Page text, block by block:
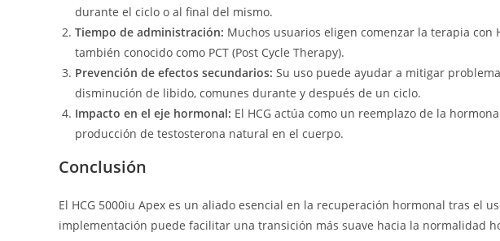
durante el ciclo o al final del mismo.
Tiempo de administración: Muchos usuarios eligen comenzar la terapia con
también conocido como PCT (Post Cycle Therapy).
Prevención de efectos secundarios: Su uso puede ayudar a mitigar
disminución de libido, comunes durante y después de un ciclo.
Impacto en el eje hormonal: El HCG actúa como un reemplazo de la
producción de testosterona natural en el cuerpo.
Conclusión
El HCG 5000iu Apex es un aliado esencial en la recuperación hormonal tras el
implementación puede facilitar una transición más suave hacia la normalidad